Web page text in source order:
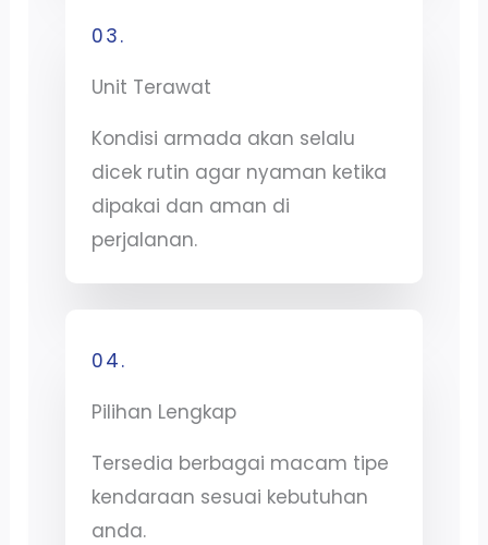
03.
Unit Terawat
Kondisi armada akan selalu
dicek rutin agar nyaman ketika
dipakai dan aman di
perjalanan.
04.
Pilihan Lengkap
Tersedia berbagai macam tipe
kendaraan sesuai kebutuhan
anda.